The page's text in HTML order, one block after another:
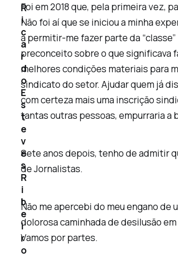
Foi em 2018 que, pela primeira vez,
Não foi aí que se iniciou a minha
a permitir-me fazer parte da
preconceito sobre o que significava
melhores condições materiais para
sindicato do setor. Ajudar quem já
com certeza mais uma inscrição
tantas outras pessoas, empurraria a
Sete anos depois, tenho de admitir
de Jornalistas.
Não me apercebi do meu engano de
dolorosa caminhada de desilusão
Vamos por partes.
R
i
c
a
r
d
o
E
s
t
e
v
e
s
R
i
b
e
i
r
o